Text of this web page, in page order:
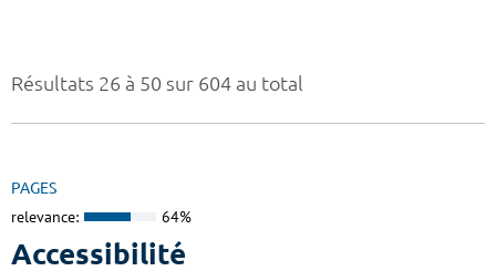
Résultats 26 à 50 sur 604 au total
PAGES
relevance: 64%
Accessibilité